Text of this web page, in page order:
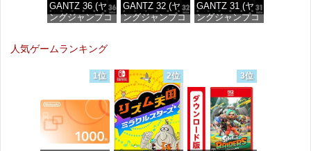
GANTZ 36 (ヤ
ングジャンプコ
GANTZ 32 (ヤ
ングジャンプコ
GANTZ 31 (ヤ
ングジャンプコ
人気ゲームランキング
1位 2位 3位